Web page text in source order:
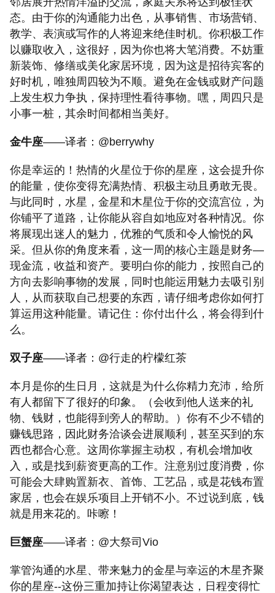
态。由于你的沟通能力出色，从事销售、市场营销、
教学、表演或写作的人将迎来绝佳时机。你积极工作
以赚取收入，这很好，因为你也将大笔消费。不妨重
新装饰、修缮或美化家居环境，因为这是招待宾客的
好时机，唯独周四较为不顺。避免在金钱或财产问题
上发生权力争执，保持理性看待事物。嘿，周四只是
小事一桩，其余时间都相当美好。
金牛座——译者：@berrywhy
你是幸运的！热情的火星位于你的星座，这会提升你
的能量，使你变得充满热情、积极主动且勇敢无畏。
与此同时，水星，金星和木星位于你的交流宫位，为
你铺平了道路，让你能从容自如地应对各种情况。你
将展现出迷人的魅力，优雅的气质和令人愉悦的风
采。但从你的角度来看，这一周的核心主题是财务—
现金流，收益和资产。要明白你的能力，按照自己的
方向去影响事物的发展，同时也能运用魅力去吸引别
人，从而获取自己想要的东西，请仔细考虑你如何打
算运用这种能量。请记住：你付出什么，将会得到什
么。
双子座——译者：@行走的柠檬红茶
本月是你的生日月，这就是为什么你精力充沛，给所
有人都留下了很好的印象。（会收到他人送来的礼
物、钱财，也能得到旁人的帮助。）你有不少不错的
赚钱思路，因此财务洽谈会进展顺利，甚至买到的东
西也都合心意。这周你掌握主动权，有机会增加收
入，或是找到薪资更高的工作。注意别过度消费，你
可能会大肆购置新衣、首饰、工艺品，或是花钱布置
家居，也会在娱乐项目上开销不小。不过说到底，钱
就是用来花的。咔嚓！
巨蟹座——译者：@大祭司Vio
掌管沟通的水星、带来魅力的金星与幸运的木星齐聚
你的星座--这份三重加持让你渴望表达，日程变得忙